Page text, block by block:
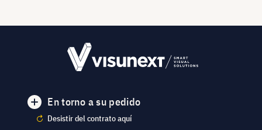
En torno a su pedido
Desistir del contrato aquí